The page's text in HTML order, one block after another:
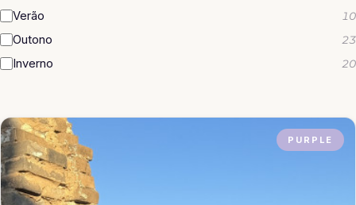
Verão 10
Outono 23
Inverno 20
PURPLE